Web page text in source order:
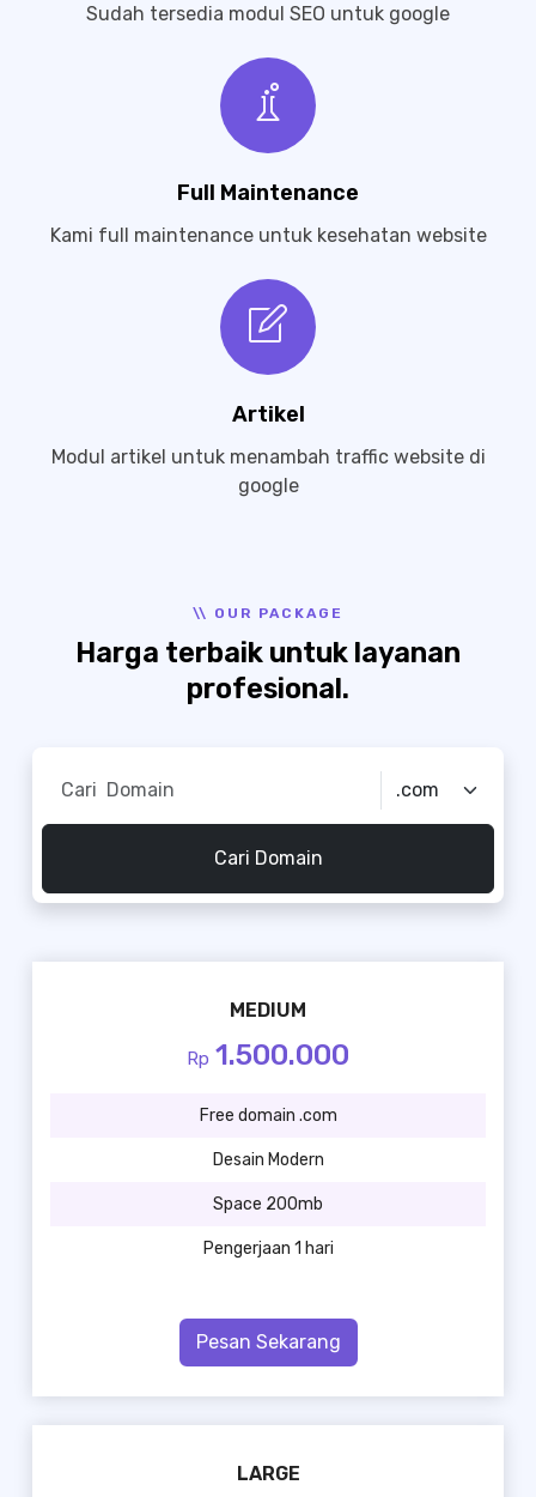
Sudah tersedia modul SEO untuk google
Full Maintenance
Kami full maintenance untuk kesehatan website
Artikel
Modul artikel untuk menambah traffic website di
google
\\ OUR PACKAGE
Harga terbaik untuk layanan
profesional.
Cari Domain
MEDIUM
Rp 1.500.000
Free domain .com
Desain Modern
Space 200mb
Pengerjaan 1 hari
Pesan Sekarang
LARGE